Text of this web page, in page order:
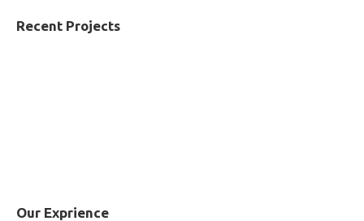
Recent Projects
Our Exprience